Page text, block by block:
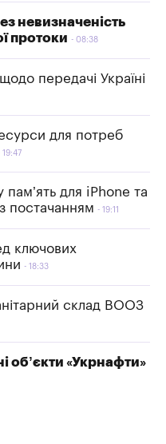
невизначеність
протоки
08:38
передачі Україні
для потреб
19:47
для iPhone та
постачанням
19:11
ключових
18:33
склад ВООЗ
об’єкти «Укрнафти»